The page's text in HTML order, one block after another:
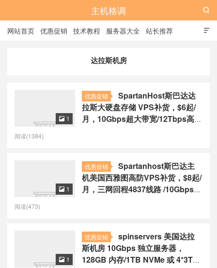
主机格调

网站首页 优惠促销 技术教程 服务器大全 站长推荐

达拉斯机房
优惠促销
SpartanHost斯巴达达
拉斯大硬盘存储 VPS补货，$6起/
月，10Gbps超大带宽/12Tbps高防
 1
阅读(1384)
优惠促销
Spartanhost斯巴达主
机美国西雅图高防VPS补货，$8起/
月，三网回程4837线路 /10Gbps超
 1
阅读(473)
优惠促销
spinservers 美国达拉
斯机房 10Gbps 独立服务器，
128GB 内存/1TB NVMe 或 4*3TB
 1